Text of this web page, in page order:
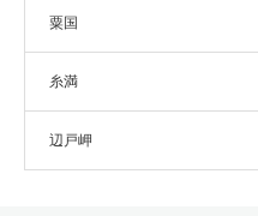
粟国
糸満
辺戸岬